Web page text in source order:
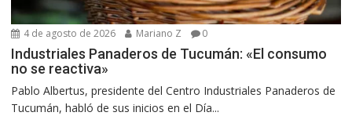
4 de agosto de 2026 Mariano Z 0
Industriales Panaderos de Tucumán: «El consumo
no se reactiva»
Pablo Albertus, presidente del Centro Industriales Panaderos de
Tucumán, habló de sus inicios en el Día...